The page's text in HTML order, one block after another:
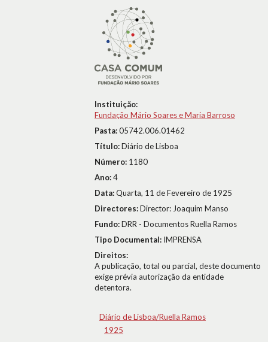
Instituição:
Fundação Mário Soares e Maria Barroso
Pasta:05742.006.01462
Título:Diário de Lisboa
Número: 1180
Ano:4
Data:Quarta, 11 de Fevereiro de 1925
Directores:Director: Joaquim Manso
Fundo:DRR - Documentos Ruella Ramos
Tipo Documental: IMPRENSA
Direitos:
A publicação, total ou parcial, deste documento
exige prévia autorização da entidade
detentora.
Diário de Lisboa/Ruella Ramos
1925